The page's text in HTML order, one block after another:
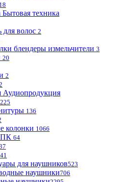
18
Бытовая техника
волос 2
блендеры измельчители 3
20
2
Аудиопродукция
225
136
колонки 1066
ПК 64
для наушников523
наушники706